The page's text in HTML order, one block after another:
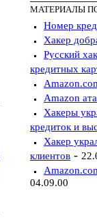
МАТЕРИАЛЫ
Номер
Хакер
Русский
кредитных
Amazon
Хакеры
кредиток и
Хакер
клиентов -
04.09.00